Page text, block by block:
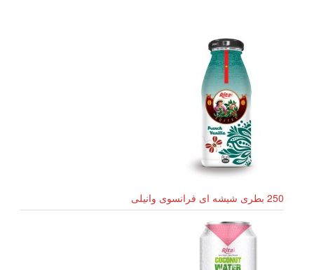
250 بطری شیشه ای فرانسوی وانیلی